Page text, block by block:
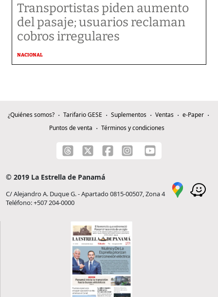
Transportistas piden aumento
del pasaje; usuarios reclaman
cobros irregulares
NACIONAL
¿Quiénes somos? Tarifario GESE Suplementos Ventas
e-Paper
Puntos de venta
Términos y condiciones
© 2019 La Estrella de Panamá
C/ Alejandro A. Duque G. - Apartado 0815-00507, Zona 4
Teléfono: +507 204-0000